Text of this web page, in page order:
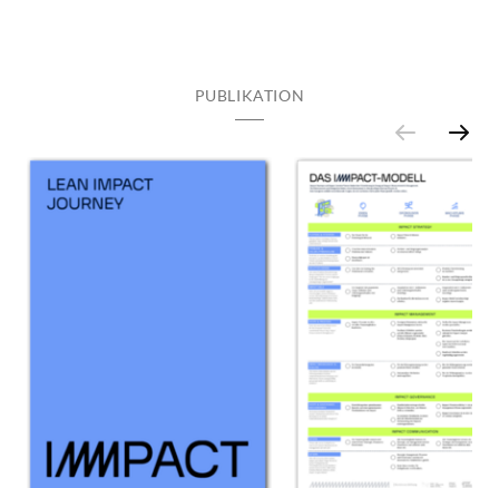
PUBLIKATION